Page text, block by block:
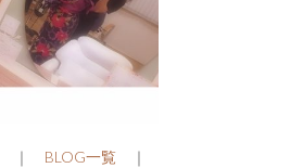
｜ BLOG一覧 ｜